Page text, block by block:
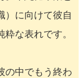
）に向けて彼自
な表れです。
の中でもう終わ